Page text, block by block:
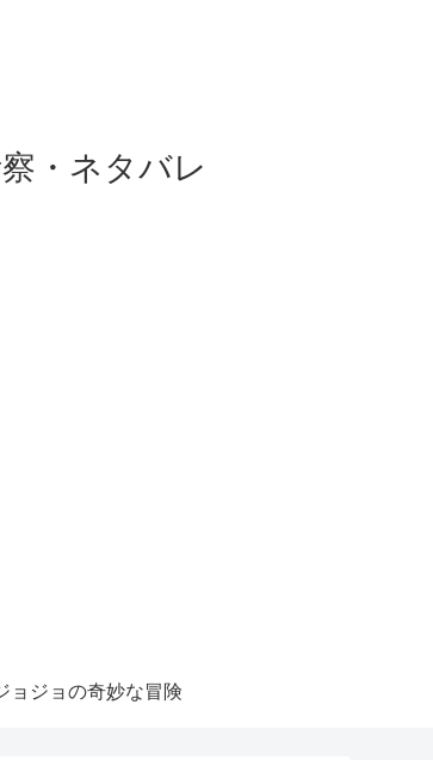
・ネタバレ
ョジョの奇妙な冒険